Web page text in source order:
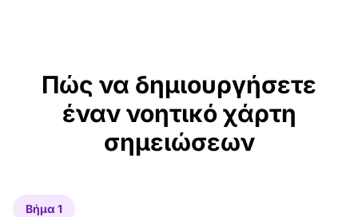
Πώς να δημιουργήσετε
έναν νοητικό χάρτη
σημειώσεων
Βήμα 1